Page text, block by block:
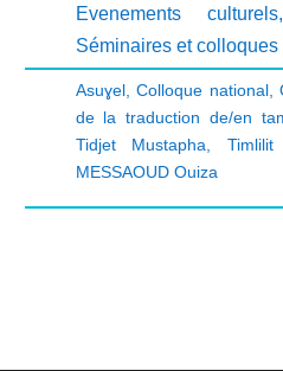
Evenements culturels
Séminaires et colloques
Asuɣel,Colloque national,
de la traduction de/en
Tidjet Mustapha ,
MESSAOUD Ouiza